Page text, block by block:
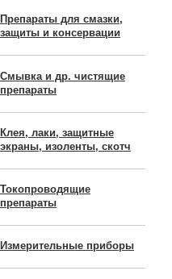
Препараты для смазки,
защиты и консервации
Смывка и др. чистящие
препараты
Клея, лаки, защитные
экраны, изоленты, скотч
Токопроводящие
препараты
Измерительные приборы